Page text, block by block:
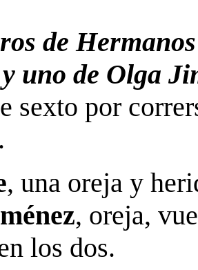
de
uno de Olga
sexto por
, una oreja y
, oreja,
los dos.